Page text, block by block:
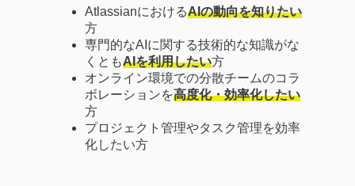
AtlassianにおけるAIの動向を知りたい
方
専門的なAIに関する技術的な知識がな
くともAIを利用したい方
オンライン環境での分散チームのコラ
ボレーションを高度化・効率化したい
方
プロジェクト管理やタスク管理を効率
化したい方